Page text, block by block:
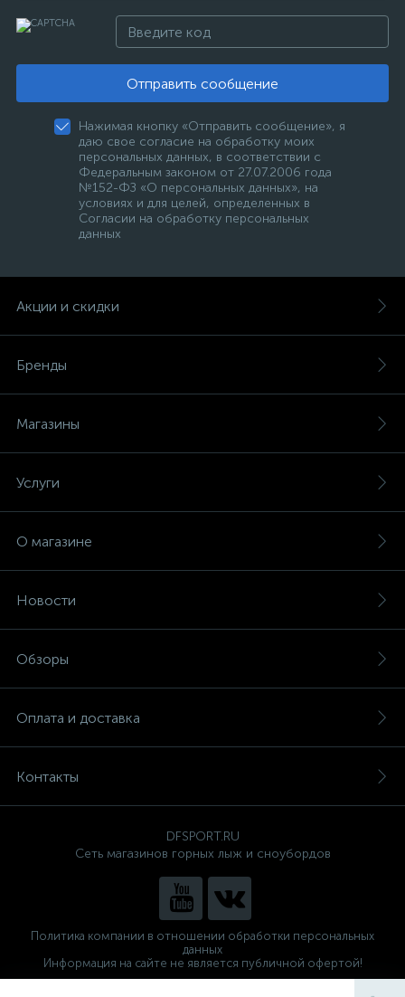
Отправить сообщение
Нажимая кнопку «Отправить сообщение», я
даю свое согласие на обработку моих
персональных данных, в соответствии с
Федеральным законом от 27.07.2006 года
№152-ФЗ «О персональных данных», на
условиях и для целей, определенных в
Согласии на обработку персональных
данных
Акции и скидки
Бренды
Магазины
Услуги
О магазине
Новости
Обзоры
Оплата и доставка
Контакты
DFSPORT.RU
Сеть магазинов горных лыж и сноубордов
Политика компании в отношении обработки персональных
данных
Информация на сайте не является публичной офертой!